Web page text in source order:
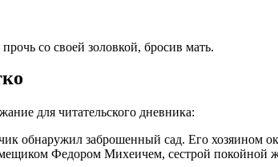
со своей золовкой, бросив мать.
для читательского дневника:
обнаружил заброшенный сад. Его хозяином
Федором Михеичем, сестрой покойной